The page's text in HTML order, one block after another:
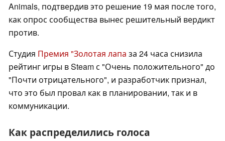
Animals, подтвердив это решение 19 мая после того,
как опрос сообщества вынес решительный вердикт
против.
Студия Премия "Золотая лапа за 24 часа снизила
рейтинг игры в Steam с "Очень положительного" до
"Почти отрицательного", и разработчик признал,
что это был провал как в планировании, так и в
коммуникации.
Как распределились голоса